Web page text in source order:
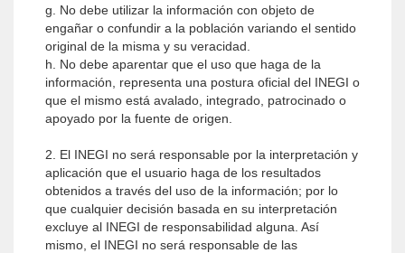
g. No debe utilizar la información con objeto de
engañar o confundir a la población variando el sentido
original de la misma y su veracidad.
h. No debe aparentar que el uso que haga de la
información, representa una postura oficial del INEGI o
que el mismo está avalado, integrado, patrocinado o
apoyado por la fuente de origen.
2. El INEGI no será responsable por la interpretación y
aplicación que el usuario haga de los resultados
obtenidos a través del uso de la información; por lo
que cualquier decisión basada en su interpretación
excluye al INEGI de responsabilidad alguna. Así
mismo, el INEGI no será responsable de las